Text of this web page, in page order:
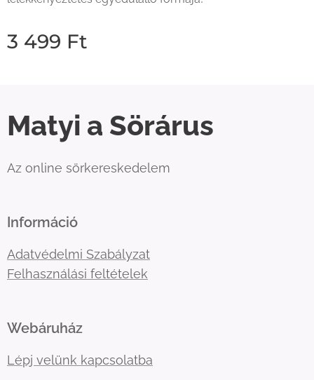
3 499 Ft
Matyi a Sörárus
Az online sörkereskedelem
Információ
Adatvédelmi Szabályzat
Felhasználási feltételek
Webáruház
Lépj velünk kapcsolatba